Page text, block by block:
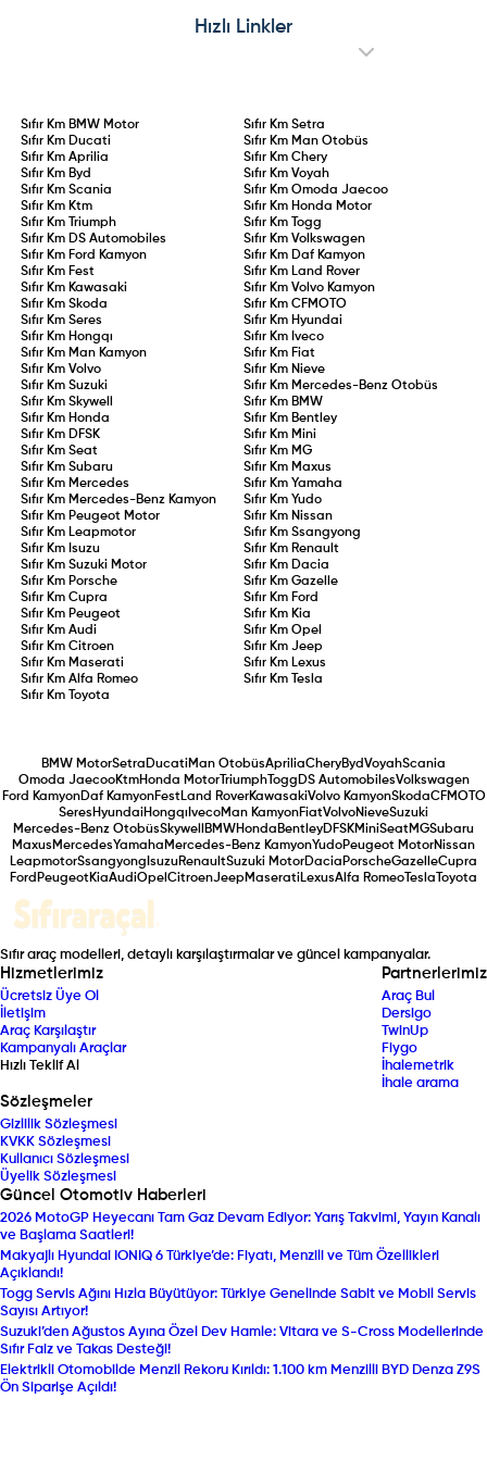
sürücülük süresi kanunlaştı. 75 ceza
puanının aşılması, 0,20 promil üzeri
arızalar ve Ford Edsel’i aratmayan
performansıyla model adeta sınıfta
Hızlı Linkler
Sıfır Km BMW Motor Sıfır Km Setra
Sıfır Km Ducati Sıfır Km Man Otobüs
Sıfır KmAprilia Sıfır Km Chery
Sıfır Km Byd Sıfır Km Voyah
Sıfır KmScania Sıfır Km Omoda Jaecoo
Sıfır Km Ktm Sıfır Km Honda Motor
Sıfır Km
Triumph Sıfır Km
Togg
Sıfır Km DS Automobiles Sıfır Km Volkswagen
Sıfır Km Ford Kamyon Sıfır Km Daf Kamyon
Sıfır Km Fest Sıfır Km Land Rover
Sıfır Km Kawasaki Sıfır Km Volvo Kamyon
Sıfır KmSkoda Sıfır Km CFMOTO
Sıfır KmSeres Sıfır Km Hyundai
Sıfır Km Hongqı Sıfır Km Iveco
Sıfır Km Man Kamyon Sıfır Km Fiat
Sıfır KmVolvo Sıfır Km Nieve
Sıfır KmSuzuki Sıfır Km Mercedes-Benz Otobüs
Sıfır KmSkywell Sıfır Km BMW
Sıfır Km Honda Sıfır Km Bentley
Sıfır Km DFSK Sıfır Km Mini
Sıfır KmSeat Sıfır Km MG
Sıfır KmSubaru Sıfır Km Maxus
Sıfır Km Mercedes Sıfır Km Yamaha
Sıfır Km Mercedes-Benz Kamyon Sıfır Km Yudo
Sıfır Km Peugeot Motor Sıfır Km Nissan
Sıfır Km Leapmotor Sıfır Km Ssangyong
Sıfır Km Isuzu Sıfır Km Renault
Sıfır KmSuzuki Motor Sıfır Km Dacia
Sıfır Km Porsche Sıfır Km Gazelle
Sıfır KmCupra Sıfır Km Ford
Sıfır Km Peugeot Sıfır Km Kia
Sıfır KmAudi Sıfır Km Opel
Sıfır KmCitroen Sıfır Km Jeep
Sıfır Km Maserati Sıfır Km Lexus
Sıfır KmAlfa Romeo Sıfır Km
Tesla
Sıfır Km
Toyota
BMW MotorSetra Ducati Man OtobüsApriliaCheryBydVoyahScania
Omoda JaecooKtmHonda MotorTriumphTogg DS AutomobilesVolkswagen
Ford KamyonDaf KamyonFestLand RoverKawasakiVolvo KamyonSkodaCFMOTO
Seres Hyundai Hongqı IvecoMan KamyonFiatVolvoNieveSuzuki
Mercedes-Benz OtobüsSkywell BMW Honda BentleyDFSKMiniSeatMGSubaru
Maxus MercedesYamaha Mercedes-Benz KamyonYudoPeugeot MotorNissan
LeapmotorSsangyong IsuzuRenaultSuzuki MotorDacia PorscheGazelleCupra
Ford PeugeotKiaAudiOpel CitroenJeep Maserati LexusAlfa Romeo Tesla Toyota
Sıfır araç modelleri, detaylı karşılaştırmalar ve güncel kampanyalar.
Hizmetlerimiz
Ücretsiz Üye Ol
İletişim
Araç Karşılaştır
Kampanyalı Araçlar
Hızlı Teklif Al
Partnerlerimiz
Araç Bul
Dersigo
TwinUp
Fiygo
İhalemetrik
İhale arama
Sözleşmeler
Gizlilik Sözleşmesi
KVKK Sözleşmesi
Kullanıcı Sözleşmesi
Üyelik Sözleşmesi
Güncel Otomotiv Haberleri
2026 MotoGP Heyecanı Tam Gaz Devam Ediyor: Yarış Takvimi, Yayın Kanalı
ve Başlama Saatleri!
Makyajlı Hyundai IONIQ 6 Türkiye’de: Fiyatı, Menzili ve Tüm Özellikleri
Açıklandı!
Togg Servis Ağını Hızla Büyütüyor: Türkiye Genelinde Sabit ve Mobil Servis
Sayısı Artıyor!
Suzuki’den Ağustos Ayına Özel Dev Hamle: Vitara ve S-Cross Modellerinde
Sıfır Faiz ve Takas Desteği!
Elektrikli Otomobilde Menzil Rekoru Kırıldı: 1.100 km Menzilli BYD Denza Z9S
Ön Siparişe Açıldı!